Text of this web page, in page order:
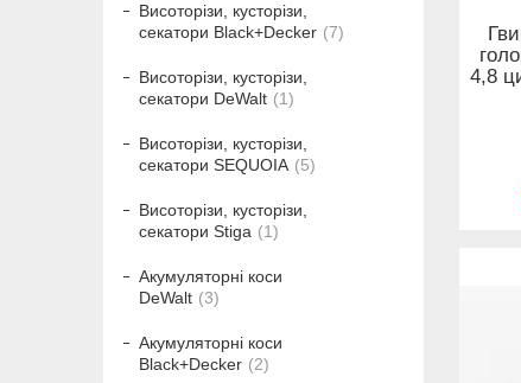
4,8
Висоторізи, кусторізи,
секатори Black+Decker
7
Висоторізи, кусторізи,
секатори DeWalt
1
Висоторізи, кусторізи,
секатори SEQUOIA
5
Висоторізи, кусторізи,
секатори Stiga
1
Акумуляторні коси
DeWalt
3
Акумуляторні коси
Black+Decker
2